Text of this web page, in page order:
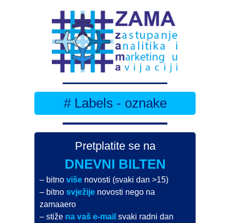
# Labels - oznake
Pretplatite se na
DNEVNI BILTEN
– bitnoviše novosti (svaki dan >15)
– bitnosvježije novosti nego na
zamaaero
– stiže na vaš e-mail svaki radni dan